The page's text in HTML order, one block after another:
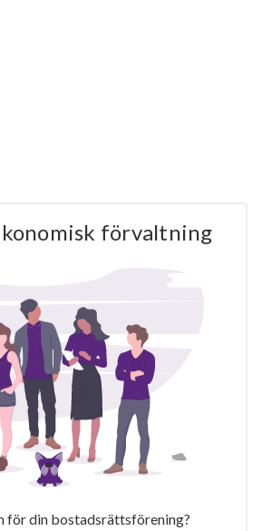
förvaltning
för din bostadsrättsförening?